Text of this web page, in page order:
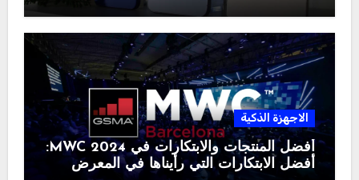
الاجهزة الذكية
أفضل المنتجات والابتكارات في MWC 2024:
أفضل الابتكارات التي رأيناها في المعرض